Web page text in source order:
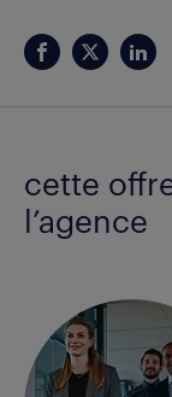
cette
l’agence